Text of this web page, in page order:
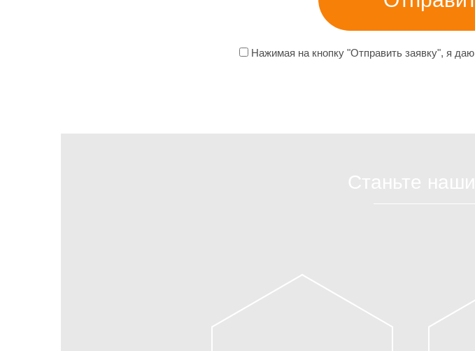
Нажимая на кнопку "Отправить заявку", я даю